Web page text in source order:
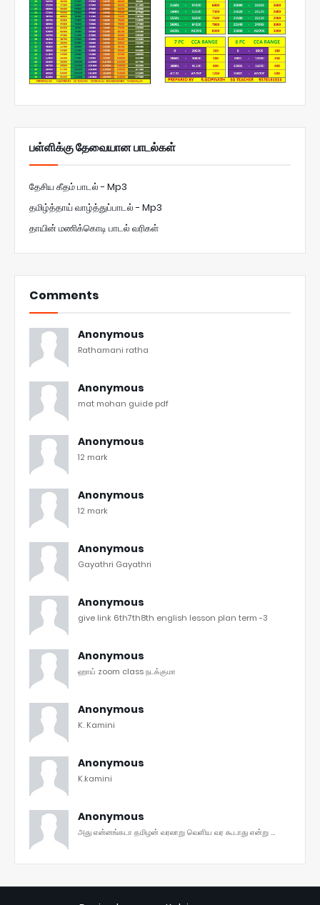
பள்ளிக்கு தேவையான பாடல்கள்
தேசிய கீதம் பாடல் - Mp3
தமிழ்த்தாய் வாழ்த்துப்பாடல் - Mp3
தாயின் மணிக்கொடி பாடல் வரிகள்
Comments
Anonymous
Rathamani ratha
Anonymous
mat mohan guide pdf
Anonymous
12 mark
Anonymous
12 mark
Anonymous
Gayathri Gayathri
Anonymous
give link 6th7th8th english lesson plan term -3
Anonymous
ஹாய் zoom class நடக்குமா
Anonymous
K. Kamini
Anonymous
K.kamini
Anonymous
அது என்னங்கடா தமிழன் வரலாறு வெளிய வர கூடாது என்று ...